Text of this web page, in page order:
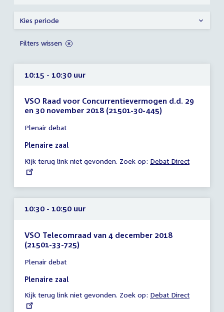
10:15 - 10:30 uur
VSO Raad voor Concurrentievermogen d.d. 29
en 30 november 2018 (21501-30-445)
vergadering
10:15
10:30
uur
Plenair debat
Plenaire zaal
Kijk terug link niet gevonden. Zoek op: External
Debat Direct
10:30 - 10:50 uur
VSO Telecomraad van 4 december 2018
(21501-33-725)
vergadering
10:30
10:50
uur
Plenair debat
Plenaire zaal
Kijk terug link niet gevonden. Zoek op: External
Debat Direct
Kies periode
Filters wissen